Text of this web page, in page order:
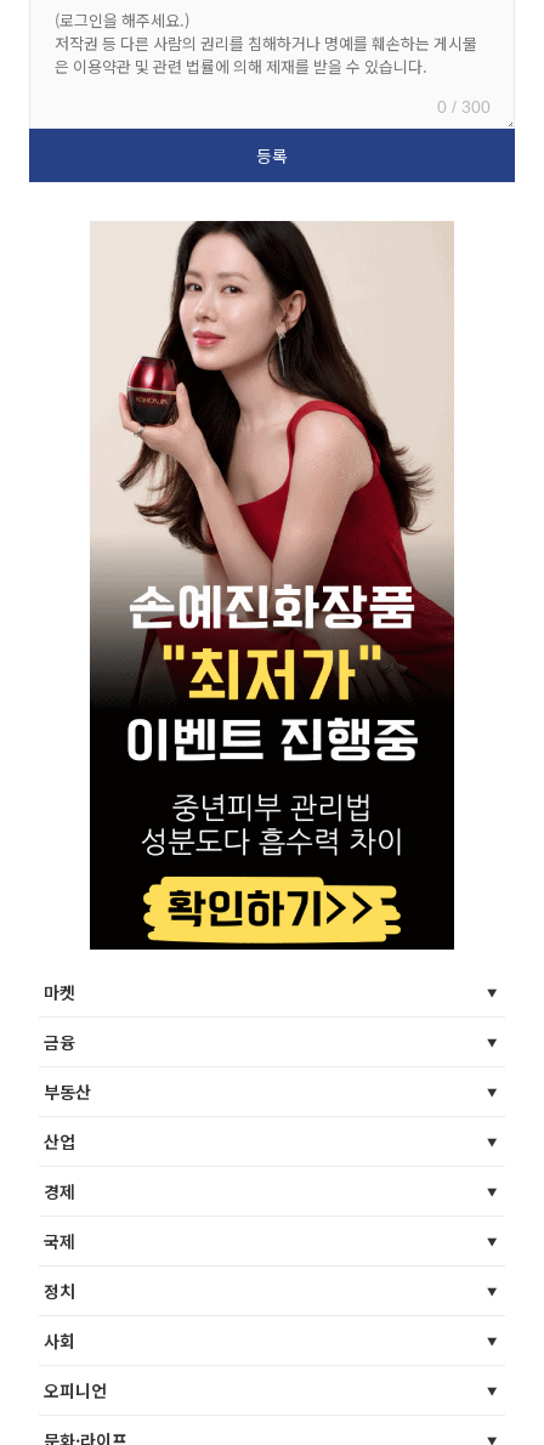
0 / 300
마켓
금융
부동산
산업
경제
국제
정치
사회
오피니언
문화·라이프